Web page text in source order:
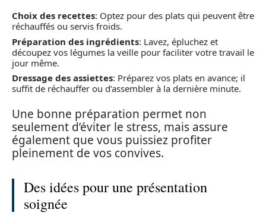
Choix des recettes: Optez pour des plats qui peuvent être
réchauffés ou servis froids.
Préparation des ingrédients: Lavez, épluchez et
découpez vos légumes la veille pour faciliter votre travail le
jour même.
Dressage des assiettes: Préparez vos plats en avance; il
suffit de réchauffer ou d’assembler à la dernière minute.
Une bonne préparation permet non
seulement d’éviter le stress, mais assure
également que vous puissiez profiter
pleinement de vos convives.
Des idées pour une présentation
soignée